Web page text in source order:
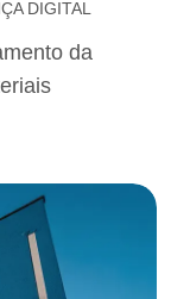
DIGITAL
da